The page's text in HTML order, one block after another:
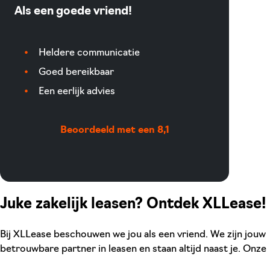
Juke zakelijk leasen? Ontdek XLLease!
Bij XLLease beschouwen we jou als een vriend. We zijn jouw
betrouwbare partner in leasen en staan altijd naast je. Onze
Als een goede vriend!
Heldere communicatie
Goed bereikbaar
Een eerlijk advies
Beoordeeld met een 8,1